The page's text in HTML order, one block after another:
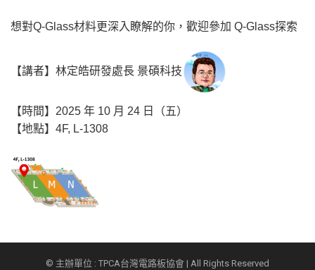
想對Q-Glass材料更深入瞭解的你，歡迎參加 Q-Glass探索
【講者】林定皓研發處長 景碩科技
【時間】2025 年 10 月 24 日（五）
【地點】4F, L-1308
© 主辦單位 : TPCA台灣電路板協會 | All Rights Reserved